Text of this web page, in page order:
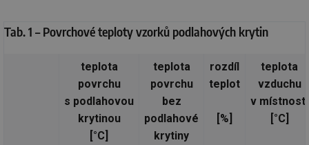
Tab. 1 – Povrchové teploty vzorků podlahových krytin
teplota
povrchu
s podlahovou
krytinou
[°C]
teplota
povrchu
bez
podlahové
krytiny
rozdíl
teplot
[%]
teplota
vzduchu
v místnosti
[°C]